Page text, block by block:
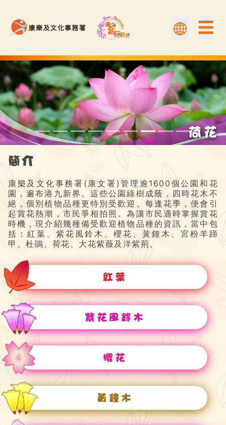
☰
荷花 | 康文賞花情報
簡介
康樂及文化事務署(康文署)管理逾1600個公園和花
園，遍布港九新界。這些公園綠樹成蔭，四時花木不
絕，個別植物品種更特別受歡迎。每逢花季，便會引
起賞花熱潮，市民爭相拍照。為讓市民適時掌握賞花
時機，現介紹幾種備受歡迎植物品種的資訊，當中包
括：紅葉、紫花風鈴木、櫻花、黃鐘木、宮粉羊蹄
甲、杜鵑、荷花、大花紫薇及洋紫荊。
紅葉
紫花風鈴木
櫻花
黃鐘木